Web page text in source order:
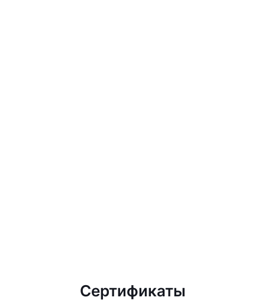
Сертификаты